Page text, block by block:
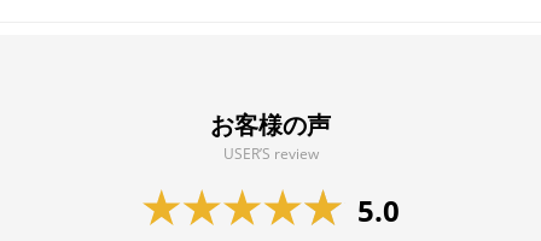
お客様の声
USER’S review
5.0